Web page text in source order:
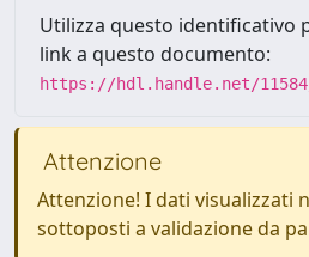
Utilizza questo identificativo
link a questo documento:
https://hdl.handle.net/
Attenzione
Attenzione! I dati visualizzati
sottoposti a validazione da